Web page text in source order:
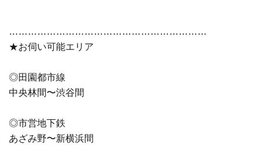
………………………………………………………
★お伺い可能エリア
◎田園都市線
中央林間〜渋谷間
◎市営地下鉄
あざみ野〜新横浜間